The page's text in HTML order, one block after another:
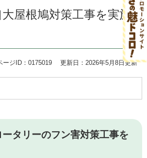
屋根鳩対策工事を実施
ージID：0175019 更新日：2026年5月8日更新
タリーのフン害対策工事を